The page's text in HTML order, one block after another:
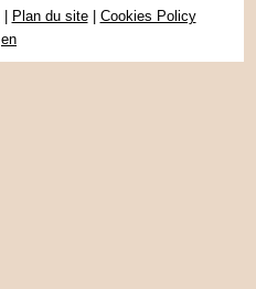
Plan du site| Cookies Policy
en